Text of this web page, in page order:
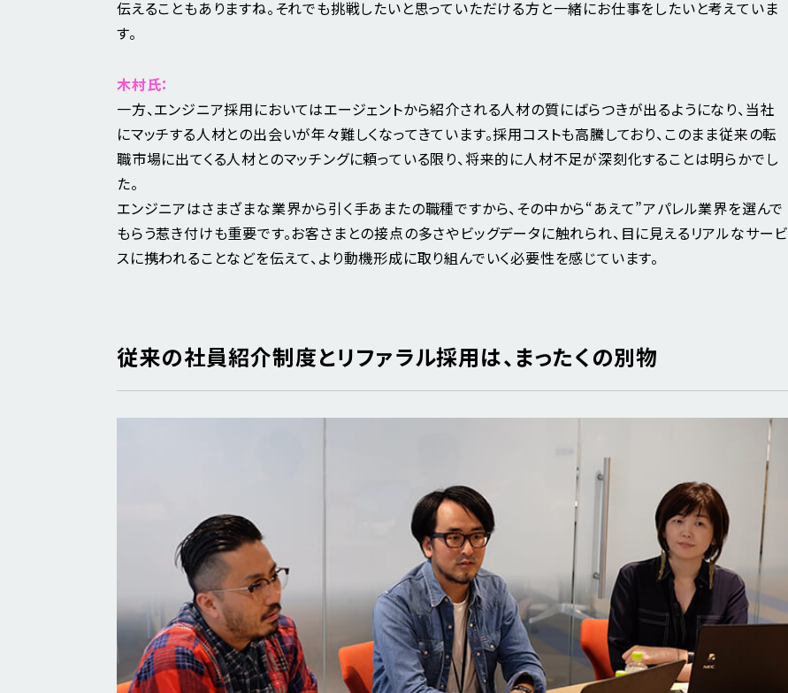
伝えることもありますね。それでも挑戦したいと思っていただける方と一緒にお仕事をしたいと考えていま
す。
木村氏：
一方、エンジニア採用においてはエージェントから紹介される人材の質にばらつきが出るようになり、当社
にマッチする人材との出会いが年々難しくなってきています。採用コストも高騰しており、 このまま従来の転
職市場に出てくる人材とのマッチングに頼っている限り、将来的に人材不足が深刻化することは明らかでし
た。
エンジニアはさまざまな業界から引く手あまたの職種ですから、その中から“あえて”アパレル業界を選んで
もらう惹き付けも重要です。お客さまとの接点の多さやビッグデータに触れられ、目に見えるリアルなサービ
スに携われることなどを伝えて、より動機形成に取り組んでいく必要性を感じています。
従来の社員紹介制度とリファラル採用は、まったくの別物